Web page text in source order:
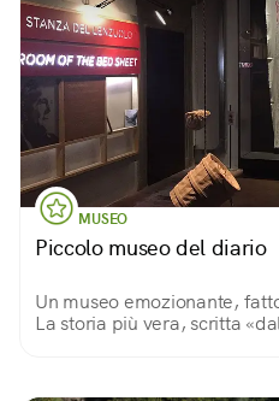
MUSEO
Piccolo museo del diario
Un museo emozionante,
La storia più vera, scritta